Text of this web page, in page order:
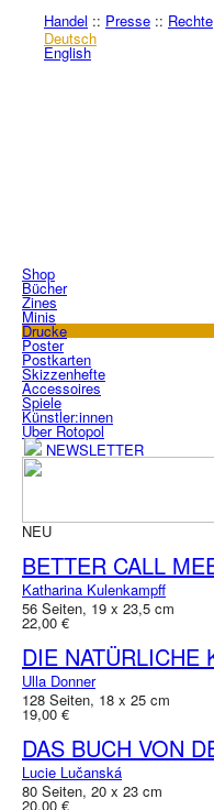
Handel :: Presse :: Rechte
Deutsch
English
Shop
Bücher
Zines
Minis
Drucke
Poster
Postkarten
Skizzenhefte
Accessoires
Spiele
Künstler:innen
Über Rotopol
NEWSLETTER
NEU
BETTER CALL
Katharina Kulenkampff
56 Seiten, 19 x 23,5 cm
22,00 €
DIE NATÜRLICHE
Ulla Donner
128 Seiten, 18 x 25 cm
19,00 €
DAS BUCH VON
Lucie Lučanská
80 Seiten, 20 x 23 cm
20,00 €